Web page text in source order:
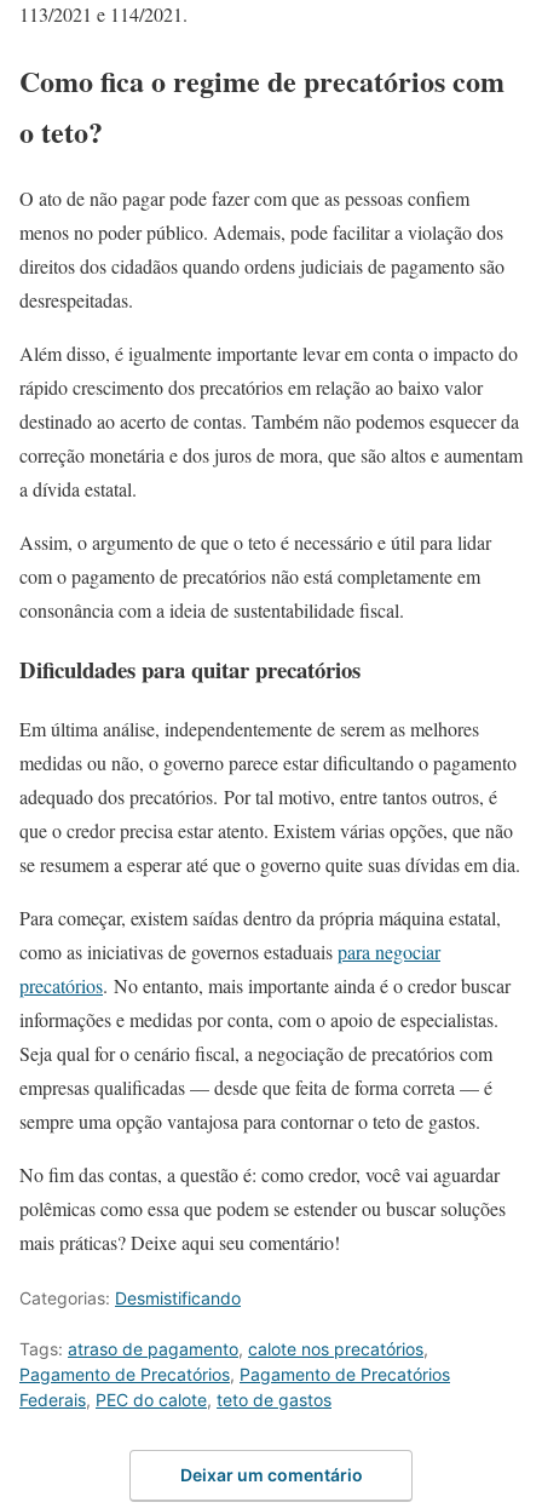
113/2021 e 114/2021.
Como fica o regime de precatórios com
o teto?
O ato de não pagar pode fazer com que as pessoas confiem
menos no poder público. Ademais, pode facilitar a violação dos
direitos dos cidadãos quando ordens judiciais de pagamento são
desrespeitadas.
Além disso, é igualmente importante levar em conta o impacto do
rápido crescimento dos precatórios em relação ao baixo valor
destinado ao acerto de contas. Também não podemos esquecer da
correção monetária e dos juros de mora, que são altos e aumentam
a dívida estatal.
Assim, o argumento de que o teto é necessário e útil para lidar
com o pagamento de precatórios não está completamente em
consonância com a ideia de sustentabilidade fiscal.
Dificuldades para quitar precatórios
Em última análise, independentemente de serem as melhores
medidas ou não, o governo parece estar dificultando o pagamento
adequado dos precatórios. Por tal motivo, entre tantos outros, é
que o credor precisa estar atento. Existem várias opções, que não
se resumem a esperar até que o governo quite suas dívidas em dia.
Para começar, existem saídas dentro da própria máquina estatal,
como as iniciativas de governos estaduaispara negociar
precatórios. No entanto, mais importante ainda é o credor buscar
informações e medidas por conta, com o apoio de especialistas.
Seja qual for o cenário fiscal, a negociação de precatórios com
empresas qualificadas — desde que feita de forma correta — é
sempre uma opção vantajosa para contornar o teto de gastos.
No fim das contas, a questão é: como credor, você vai aguardar
polêmicas como essa que podem se estender ou buscar soluções
mais práticas? Deixe aqui seu comentário!
Categorias: Desmistificando
Tags: atraso de pagamento, calote nos precatórios,
Pagamento de Precatórios, Pagamento de Precatórios
Federais, PEC do calote, teto de gastos
Deixar um comentário